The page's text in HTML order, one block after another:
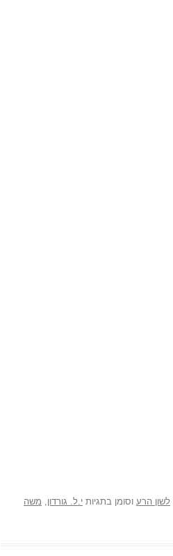
לשון הרע וסומן בתגיות י.ל. גורדון, משה